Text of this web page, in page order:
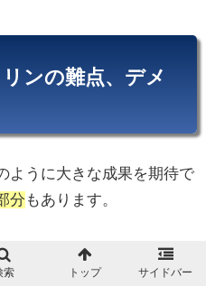
ンの難点、デメ
ように大きな成果を期待で
分 もあります。
索 トップ サイドバー